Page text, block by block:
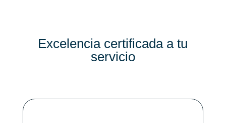
_
Excelencia certificada a tu
servicio